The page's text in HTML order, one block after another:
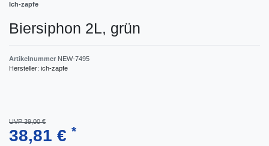
Ich-zapfe
Biersiphon 2L, grün
Artikelnummer NEW-7495
Hersteller: ich-zapfe
UVP 39,00 €
38,81 € *